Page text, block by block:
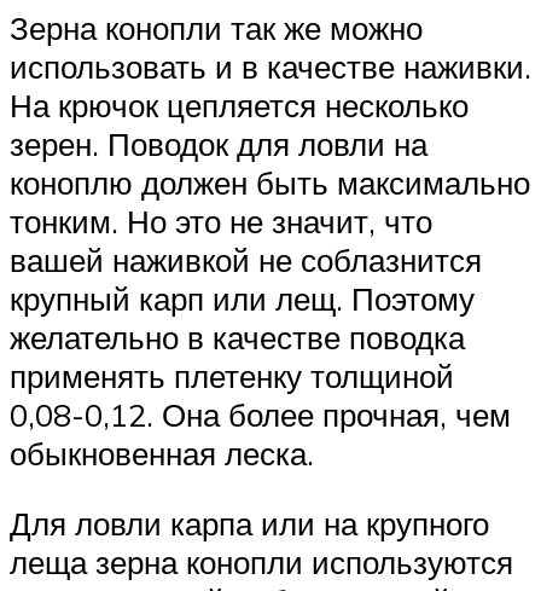
Зерна конопли так же можно
использовать и в качестве наживки.
На крючок цепляется несколько
зерен. Поводок для ловли на
коноплю должен быть максимально
тонким. Но это не значит, что
вашей наживкой не соблазнится
крупный карп или лещ. Поэтому
желательно в качестве поводка
применять плетенку толщиной
0,08-0,12. Она более прочная, чем
обыкновенная леска.
Для ловли карпа или на крупного
леща зерна конопли используются